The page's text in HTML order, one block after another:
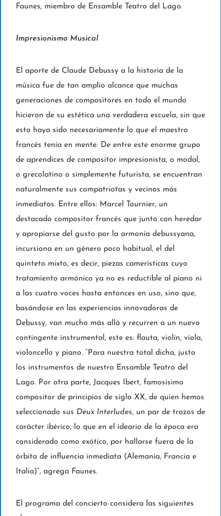
Faunes, miembro de Ensamble Teatro del Lago.
Impresionismo Musical
El aporte de Claude Debussy a la historia de la
música fue de tan amplio alcance que muchas
generaciones de compositores en todo el mundo
hicieron de su estética una verdadera escuela, sin que
esto haya sido necesariamente lo que el maestro
francés tenía en mente. De entre este enorme grupo
de aprendices de compositor impresionista, o modal,
o grecolatino o simplemente futurista, se encuentran
naturalmente sus compatriotas y vecinos más
inmediatos. Entre ellos: Marcel Tournier, un
destacado compositor francés que junto con heredar
y apropiarse del gusto por la armonía debussyana,
incursiona en un género poco habitual, el del
quinteto mixto, es decir, piezas camerísticas cuyo
tratamiento armónico ya no es reductible al piano ni
a las cuatro voces hasta entonces en uso, sino que,
basándose en las experiencias innovadoras de
Debussy, van mucho más allá y recurren a un nuevo
contingente instrumental, este es: flauta, violín, viola,
violoncello y piano. “Para nuestra total dicha, justo
los instrumentos de nuestro Ensamble Teatro del
Lago. Por otra parte, Jacques Ibert, famosísimo
compositor de principios de siglo XX, de quien hemos
seleccionado sus Deux Interludes, un par de trozos de
carácter ibérico, lo que en el ideario de la época era
considerado como exótico, por hallarse fuera de la
órbita de influencia inmediata (Alemania, Francia e
Italia)”, agrega Faunes.
El programa del concierto considera las siguientes